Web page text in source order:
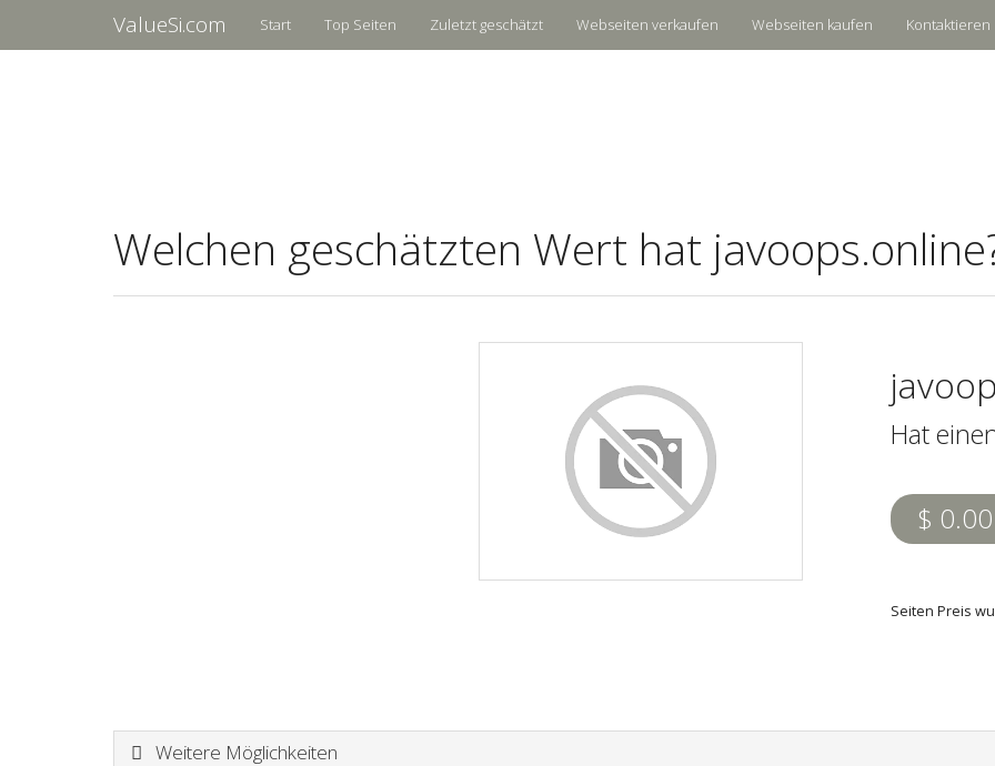
ValueSi.com Start Top Seiten Zuletzt geschätzt Webseiten verkaufen Webseiten kaufen Kontaktieren
Welchen geschätzten Wert hat
Hat
$ 0.00
Seiten Preis
Weitere Möglichkeiten